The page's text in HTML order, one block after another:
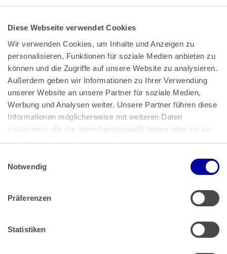
Diese Webseite verwendet Cookies
Wir verwenden Cookies, um Inhalte und Anzeigen zu
personalisieren, Funktionen für soziale Medien anbieten zu
können und die Zugriffe auf unsere Website zu analysieren.
Außerdem geben wir Informationen zu Ihrer Verwendung
unserer Website an unsere Partner für soziale Medien,
Werbung und Analysen weiter. Unsere Partner führen diese
Informationen möglicherweise mit weiteren Daten
zusammen, die Sie ihnen bereitgestellt haben oder die sie
im Rahmen Ihrer Nutzung der Dienste gesammelt haben.
Impressum
Notwendig
Präferenzen
Statistiken
Bundeskanzlerplatz 2
53113 Bonn
Pressemitteilungen|AGB
Impressum|Datenschutz
Muster Widerrufsformular (PDF)